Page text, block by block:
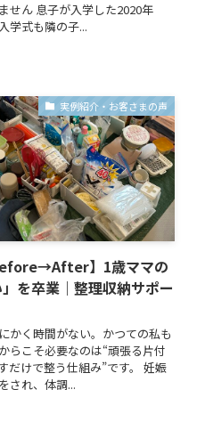
せん 息子が入学した2020年
学式も隣の子...
実例紹介・お客さまの声
】1歳ママの
」を卒業｜整理収納サポー
かく時間がない。かつての私も
らこそ必要なのは“頑張る片付
だけで整う仕組み”です。 妊娠
され、体調...